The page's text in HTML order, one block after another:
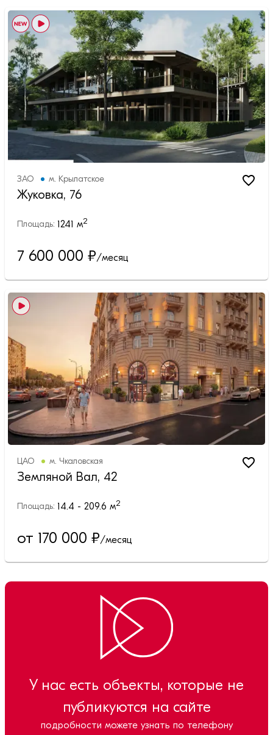
ЗАО м. Крылатское
Жуковка, 76
Площадь: 1241 м2
7 600 000 ₽/месяц
ЦАО м. Чкаловская
Земляной Вал, 42
Площадь: 14.4 - 209.6 м2
от 170 000 ₽/месяц
У нас есть объекты, которые не
публикуются на сайте
подробности можете узнать по телефону